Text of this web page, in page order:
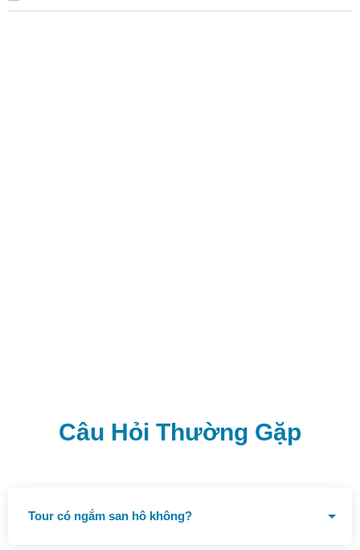
Câu Hỏi Thường Gặp
Tour có ngắm san hô không?